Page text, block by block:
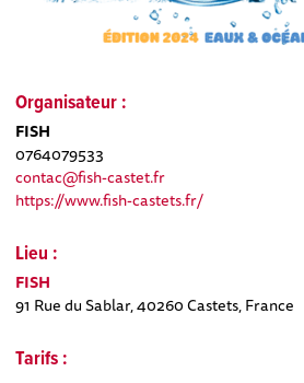
Organisateur :
FISH
0764079533
contac@fish-castet.fr
https://www.fish-castets.fr/
Lieu :
FISH
91 Rue du Sablar, 40260 Castets, France
Tarifs :